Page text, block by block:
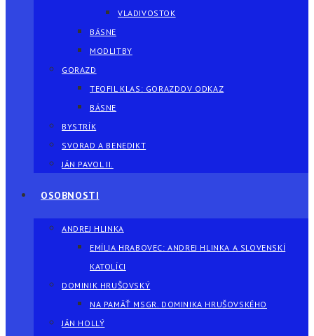
VLADIVOSTOK
BÁSNE
MODLITBY
GORAZD
TEOFIL KLAS: GORAZDOV ODKAZ
BÁSNE
BYSTRÍK
SVORAD A BENEDIKT
JÁN PAVOL II.
OSOBNOSTI
ANDREJ HLINKA
EMÍLIA HRABOVEC: ANDREJ HLINKA A SLOVENSKÍ
KATOLÍCI
DOMINIK HRUŠOVSKÝ
NA PAMÄŤ MSGR. DOMINIKA HRUŠOVSKÉHO
JÁN HOLLÝ